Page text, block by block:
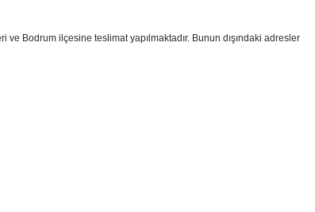
Bodrum ilçesine teslimat yapılmaktadır. Bunun dışındaki adresler